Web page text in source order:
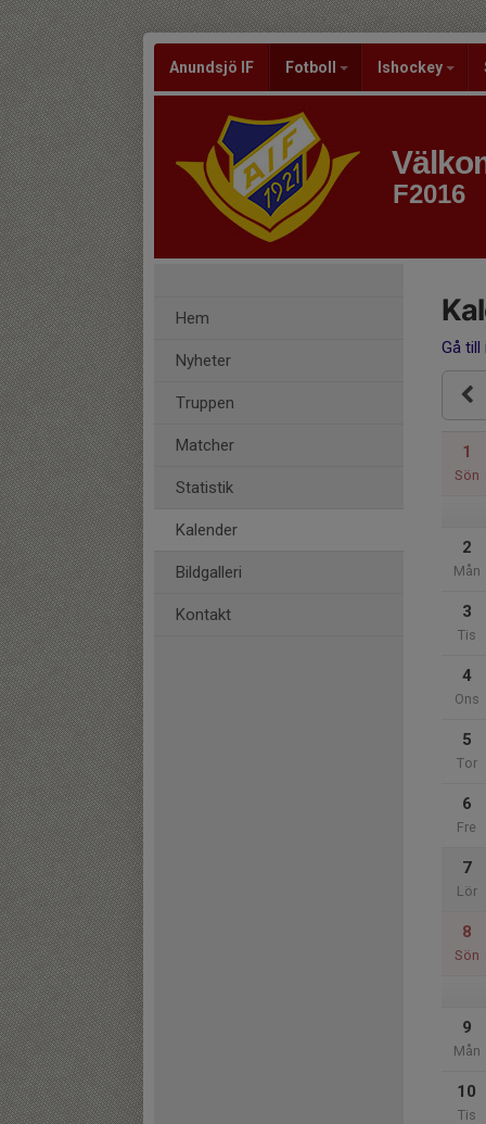
Anundsjö IF Fotboll Ishockey
F2016
Hem
Nyheter
Truppen
Matcher
Statistik
Kalender
Bildgalleri
Kontakt
Gå till
1
Sön
2
Mån
3
Tis
4
Ons
5
Tor
6
Fre
7
Lör
8
Sön
9
Mån
10
Tis